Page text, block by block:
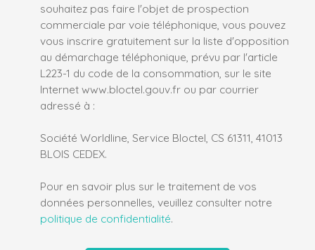
souhaitez pas faire l'objet de prospection
commerciale par voie téléphonique, vous pouvez
vous inscrire gratuitement sur la liste d'opposition
au démarchage téléphonique, prévu par l'article
L223-1 du code de la consommation, sur le site
Internet www.bloctel.gouv.fr ou par courrier
adressé à :
Société Worldline, Service Bloctel, CS 61311, 41013
BLOIS CEDEX.
Pour en savoir plus sur le traitement de vos
données personnelles, veuillez consulter notre
politique de confidentialité.